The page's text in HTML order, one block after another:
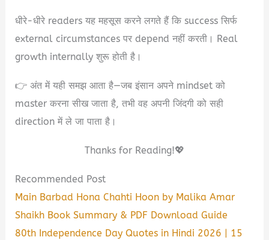
धीरे-धीरे readers यह महसूस करने लगते हैं कि success सिर्फ
external circumstances पर depend नहीं करती। Real
growth internally शुरू होती है।
👉 अंत में यही समझ आता है—जब इंसान अपने mindset को
master करना सीख जाता है, तभी वह अपनी जिंदगी को सही
direction में ले जा पाता है।
Thanks for Reading!💖
Recommended Post
Main Barbad Hona Chahti Hoon by Malika Amar
Shaikh Book Summary & PDF Download Guide
80th Independence Day Quotes in Hindi 2026 | 15